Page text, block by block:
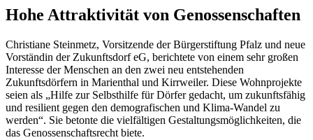
Hohe Attraktivität von Genossenschaften
Christiane Steinmetz, Vorsitzende der Bürgerstiftung Pfalz und neue
Vorständin der Zukunftsdorf eG, berichtete von einem sehr großen
Interesse der Menschen an den zwei neu entstehenden
Zukunftsdörfern in Marienthal und Kirrweiler. Diese Wohnprojekte
seien als „Hilfe zur Selbsthilfe für Dörfer gedacht, um zukunftsfähig
und resilient gegen den demografischen und Klima-Wandel zu
werden“. Sie betonte die vielfältigen Gestaltungsmöglichkeiten, die
das Genossenschaftsrecht biete.